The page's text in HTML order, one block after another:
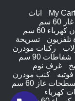
My Cart
اثاث
60 سم
كهرباء 60 سم
تلفزيون
تسريحة
ركنات مودرن
شفاطات 90 سم
غرف نوم
كنب مودرن
غاز 60 سم
كهرباء